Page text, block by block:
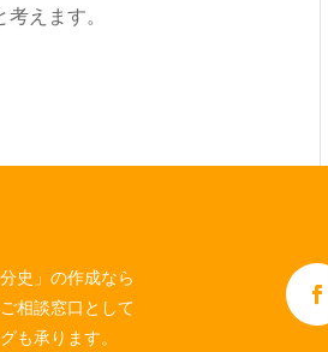
えます。
史」の作成なら
相談窓口として
も承ります。